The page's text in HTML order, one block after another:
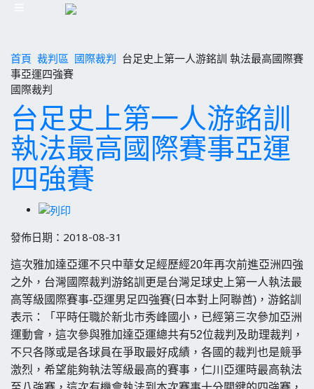
首頁 裁判區 國際裁判 台足史上第一人游銘訓 執法最高國際賽
事亞運四強賽
國際裁判
台足史上第一人游銘訓
執法最高國際賽事亞運
四強賽
發佈日期：2018-08-31
這次雅加達亞運不只中華女足經歷經20年再次前進亞洲四強
之外，台灣國際裁判游銘訓更是台灣足球史上第一人執法最
高等級國際賽事-亞運男足四強賽(日本對上阿聯酋)，游銘訓
表示：「平時任職於新北市秀峰國小，已經第三次參加亞洲
運動會，這次參與雅加達亞運總共有52位裁判及助理裁判，
不只各隊或是各球員在爭取最好成績，各國的裁判也是競爭
激烈，希望能夠執法等級最高的賽事，仁川亞運時最高執法